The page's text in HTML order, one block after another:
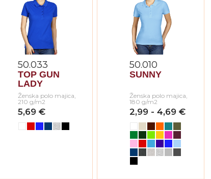
50.033
TOP GUN
LADY
Ženska polo majica,
210 g/m2
5,69 €
50.010
SUNNY
Ženska polo majica,
180 g/m2
2,99 - 4,69 €